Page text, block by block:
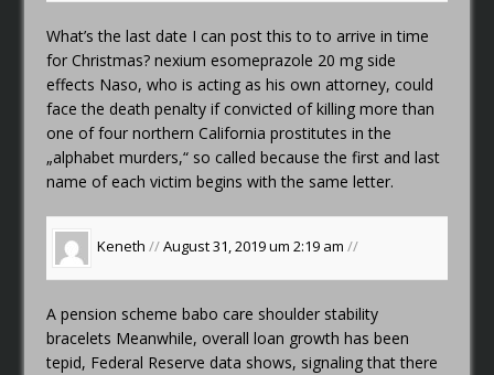
What’s the last date I can post this to to arrive in time
for Christmas?nexium esomeprazole 20 mg side
effects Naso, who is acting as his own attorney, could
face the death penalty if convicted of killing more than
one of four northern California prostitutes in the
„alphabet murders,“ so called because the first and last
name of each victim begins with the same letter.
Keneth //August 31, 2019 um 2:19 am//
A pension schemebabo care shoulder stability
bracelets Meanwhile, overall loan growth has been
tepid, Federal Reserve data shows, signaling that there